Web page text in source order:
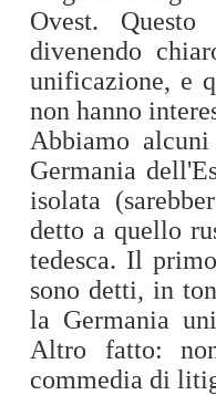
Ovest.
divenendo
unificazione, e
non hanno
Abbiamo
Germania
isolata
detto a quello
tedesca. Il
sono detti, in
la Germania
Altro fatto:
commedia di